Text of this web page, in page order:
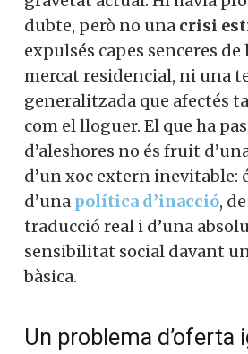
dubte, però no una crisi
expulsés capes senceres
mercat residencial, ni una
generalitzada que afectés
com el lloguer. El que ha
d’aleshores no és fruit
d’un xoc extern inevitable:
d’una política d’inacció,
traducció real i d’una
sensibilitat social davant
bàsica.
Un problema d’oferta